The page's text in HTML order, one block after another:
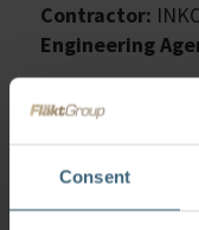
Consent
Contractor:
Engineering